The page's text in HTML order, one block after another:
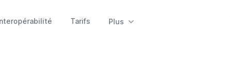
Tarifs Plus